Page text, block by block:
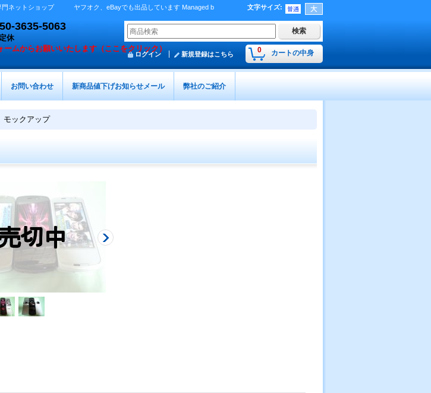
門ネットショップ ヤフオク、eBayでも出品しています Managed b
文字サイズ:
3635-5063
休
ムからお願いいたします（ここをクリック） 0 カートの中身
ログイン 新規登録はこちら
お問い合わせ 新商品値下げお知らせメール 弊社のご紹介
ックアップ